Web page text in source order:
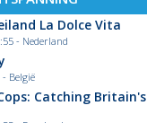
La Dolce Vita
- Nederland
- België
Catching Britain's